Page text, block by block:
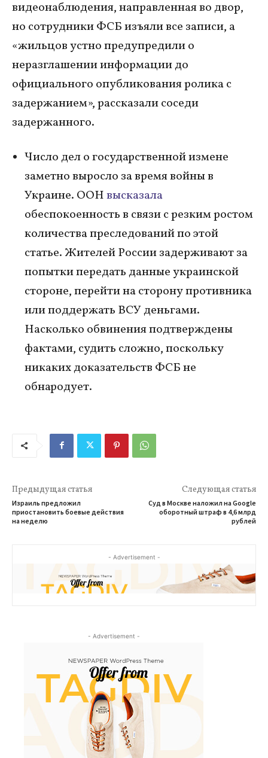
видеонаблюдения, направленная во двор,
но сотрудники ФСБ изъяли все записи, а
«жильцов устно предупредили о
неразглашении информации до
официального опубликования ролика с
задержанием», рассказали соседи
задержанного.
Число дел о государственной измене
заметно выросло за время войны в
Украине. ООНвысказала
обеспокоенность в связи с резким ростом
количества преследований по этой
статье. Жителей России задерживают за
попытки передать данные украинской
стороне, перейти на сторону противника
или поддержать ВСУ деньгами.
Насколько обвинения подтверждены
фактами, судить сложно, поскольку
никаких доказательств ФСБ не
обнародует.
Предыдущая статья
Израиль предложил
приостановить боевые действия
на неделю
Следующая статья
Суд в Москве наложил на Google
оборотный штраф в 4,6 млрд
рублей
- Advertisement -
- Advertisement -